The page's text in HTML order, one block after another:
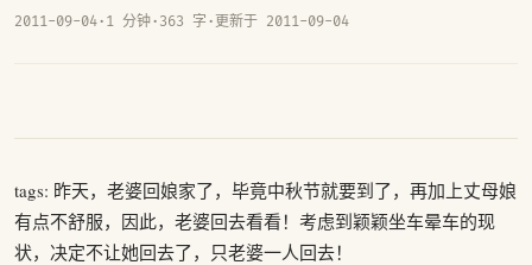
2011-09-04· 1 分钟· 363 字 · 更新于 2011-09-04
tags: 昨天，老婆回娘家了，毕竟中秋节就要到了，再加上丈母娘
有点不舒服，因此，老婆回去看看！考虑到颖颖坐车晕车的现
状，决定不让她回去了，只老婆一人回去！